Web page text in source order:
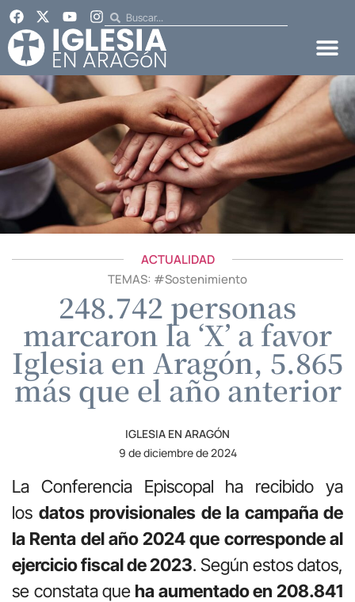
ACTUALIDAD
TEMAS: #Sostenimiento
248.742 personas
marcaron la ‘X’ a favor
Iglesia en Aragón, 5.865
más que el año anterior
IGLESIA EN ARAGÓN
9 de diciembre de 2024
La Conferencia Episcopal ha recibido ya
los datos provisionales de la campaña de
la Renta del año 2024 que corresponde al
ejercicio fiscal de 2023. Según estos datos,
se constata que ha aumentado en 208.841